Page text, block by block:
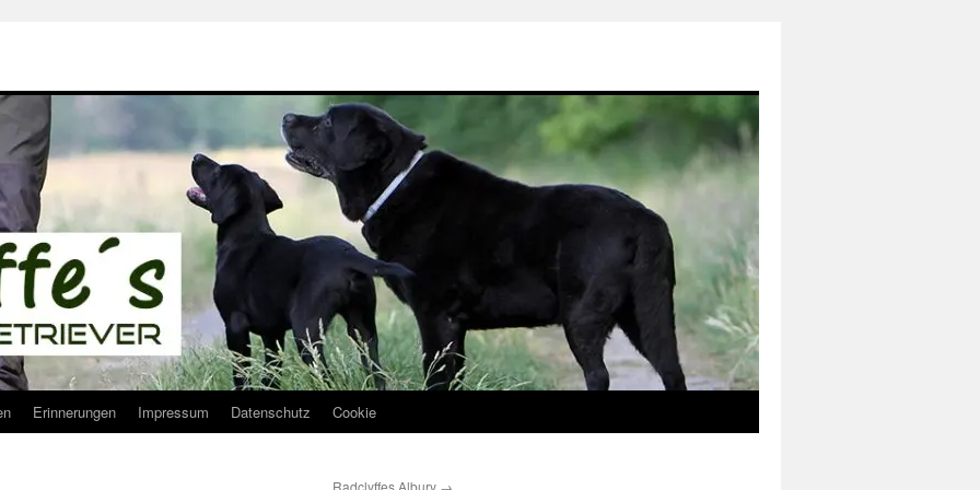
Erinnerungen Impressum Datenschutz Cookie
Radclyffes Albury →